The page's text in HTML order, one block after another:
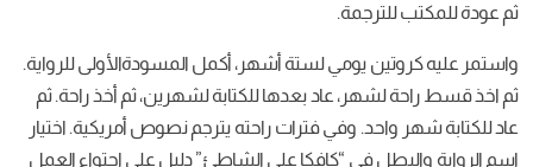
.
يوميلستةأشهر، أكمل المسودةالأولىللرواية.
لشهر، عادبعدهاللكتابةلشهرين، ثمأخذراحة.ثم
.وفيفترات راحتهيترجمنصوص أمريكية. اختيار
في“ كافكاعلىالشاطئ ”دليلعلى احتواءالعمل